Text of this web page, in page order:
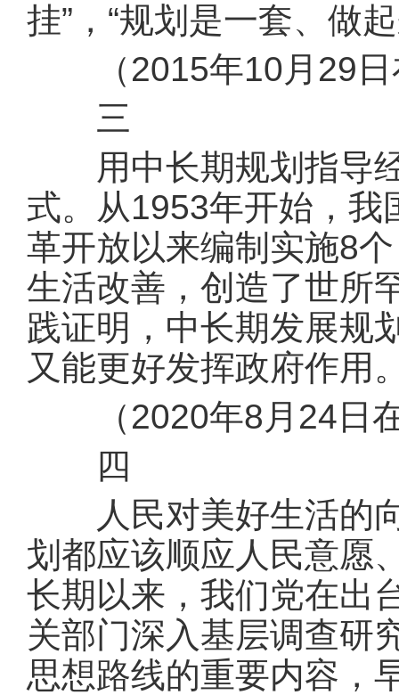
挂”，“规划是一套、做
（2015年10月29日
三
用中长期规划指导经
式。从1953年开始，我
革开放以来编制实施8
生活改善，创造了世所
践证明，中长期发展规
又能更好发挥政府作用
（2020年8月24日在
四
人民对美好生活的向
划都应该顺应人民意愿
长期以来，我们党在出
关部门深入基层调查研
思想路线的重要内容，